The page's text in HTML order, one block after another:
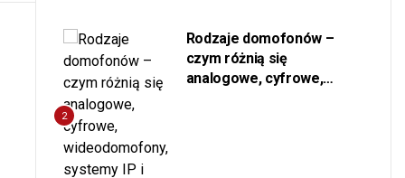
2
Rodzaje domofonów –
czym różnią się
analogowe, cyfrowe,